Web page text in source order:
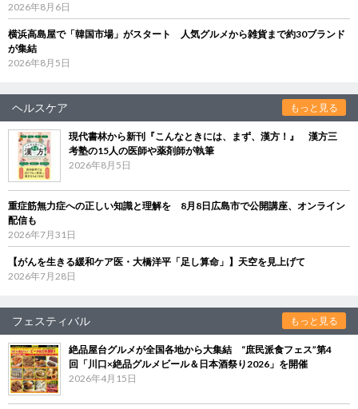
2026年8月6日
横浜高島屋で「韓国市場」がスタート 人気グルメから雑貨まで約30ブランド
が集結
2026年8月5日
ヘルスケア もっと見る
現代書林から新刊『こんなときには、まず、漢方！』 漢方三
考塾の15人の医師や薬剤師が執筆
2026年8月5日
重症筋無力症への正しい知識と理解を 8月8日広島市で公開講座、オンライン
配信も
2026年7月31日
【がんを生きる緩和ケア医・大橋洋平「足し算命」】天空を見上げて
2026年7月28日
フェスティバル もっと見る
絶品屋台グルメが全国各地から大集結 “庶民派食フェス”第4
回「川口×絶品グルメビール＆日本酒祭り2026」を開催
2026年4月15日